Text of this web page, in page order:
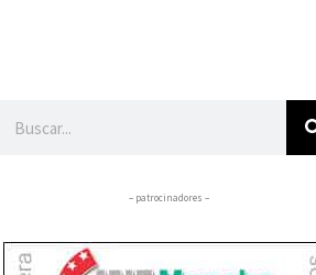
– patrocinadores –